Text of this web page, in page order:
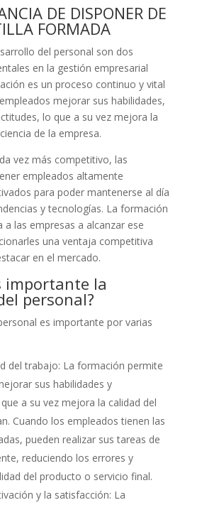
DE DISPONER DE
FORMADA
del personal son dos
en la gestión empresarial
es un proceso continuo y vital
mejorar sus habilidades,
lo que a su vez mejora la
de la empresa.
vez más competitivo, las
empleados altamente
para poder mantenerse al día
y tecnologías. La formación
a las empresas a alcanzar ese
una ventaja competitiva
en el mercado.
importante la
personal?
es importante por varias
del trabajo: La formación permite
sus habilidades y
a su vez mejora la calidad del
Cuando los empleados tienen las
pueden realizar sus tareas de
reduciendo los errores y
del producto o servicio final.
y la satisfacción: La